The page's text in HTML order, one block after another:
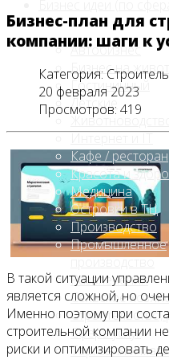
Автобизнес
Бизнес на
Гостиничный
Детские
Животноводство
Кафе / ресторан
Красота и
Медицина
Островки в ТЦ
Производство
Промышленное
производство
Развлечения
Сельское
Строительство,
Сфера услуг
Торговля и
Бизнес-план для
компании: шаги к
Категория:
20 февраля 2023
Просмотров: 419
В такой ситуации
является сложной, но
Именно поэтому при
строительной компании
риски и оптимизировать